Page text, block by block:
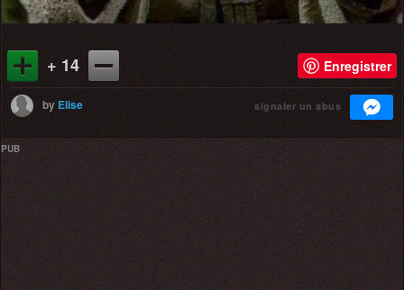
+ 14 Enregistrer
by Elise signaler un abus
PUB